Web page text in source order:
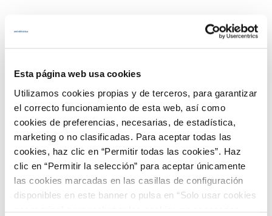
Esta página web usa cookies
Utilizamos cookies propias y de terceros, para garantizar
el correcto funcionamiento de esta web, así como
cookies de preferencias, necesarias, de estadística,
marketing o no clasificadas. Para aceptar todas las
cookies, haz clic en “Permitir todas las cookies”. Haz
clic en “Permitir la selección” para aceptar únicamente
las cookies marcadas en las casillas de configuración
disponibles en este banner o pulsa en “Solo usar cookies
Hidráulica
Hidráulica
Consumo Bombeo
Consumo Bombeo
Eólica
Eólica
OR, Cog y R
OR, Cog y R
Turbina de vapor
Turbina de vapor
Nuclear
Nuclear
Solar fotovoltaica
Solar fotovoltaica
Solar térmica
Solar térmica